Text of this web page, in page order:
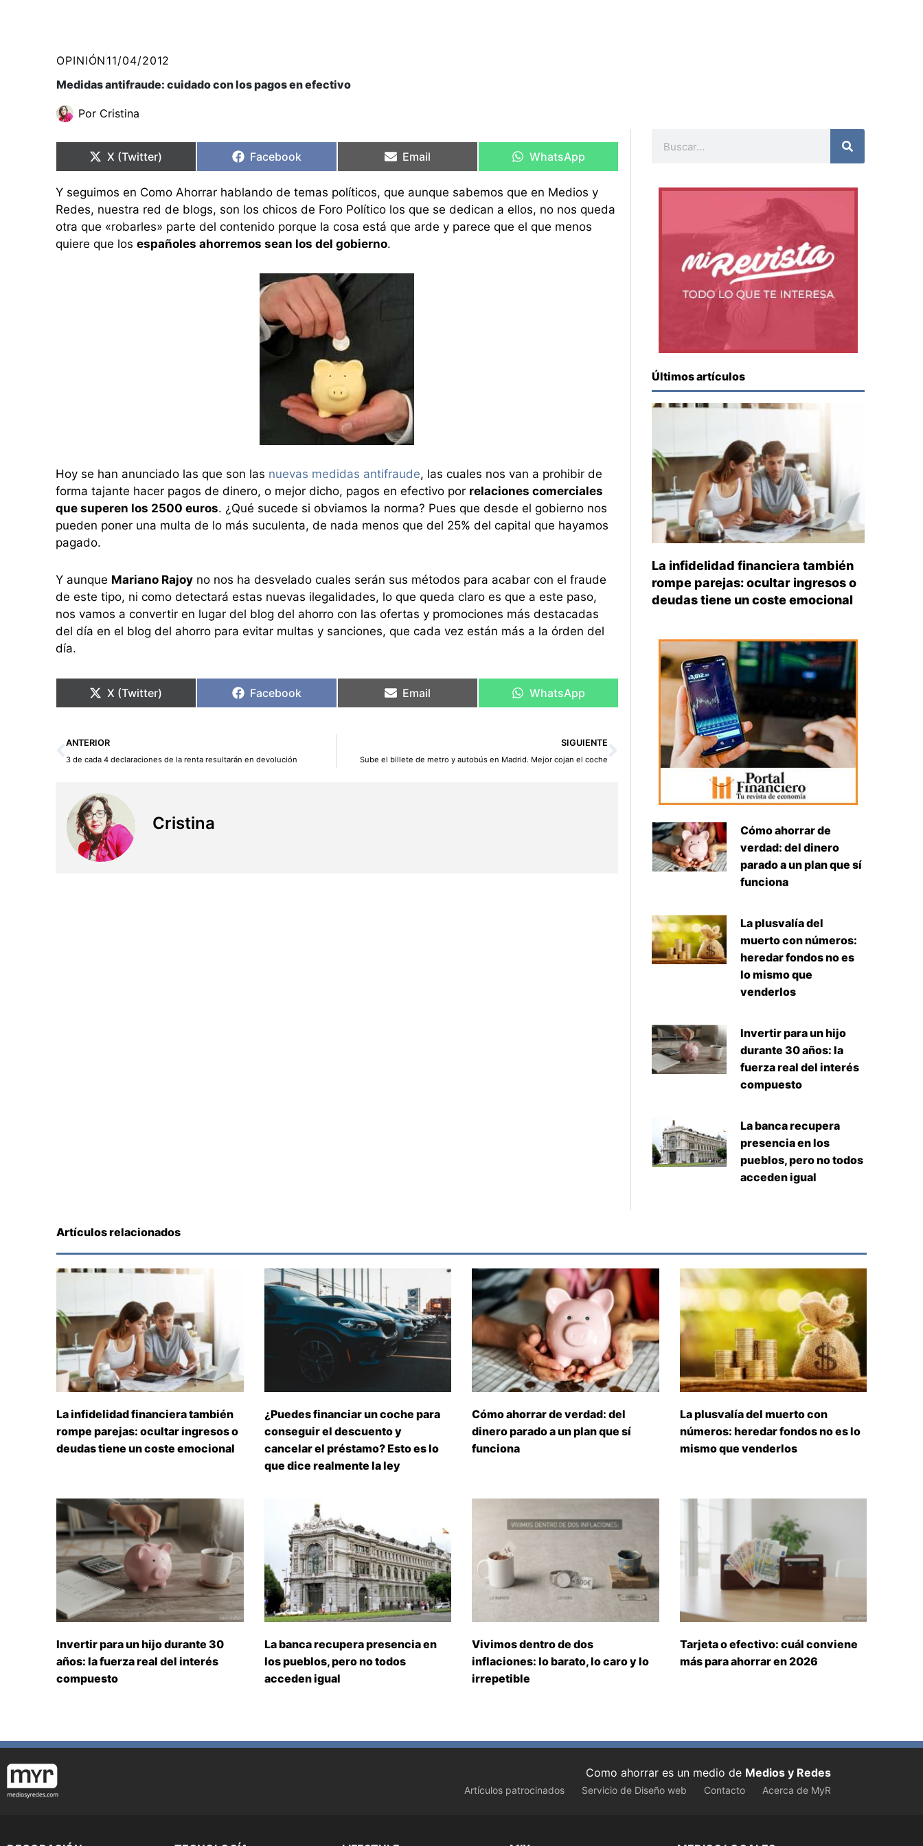
OPINIÓN 11/04/2012
Medidas antifraude: cuidado con los pagos en efectivo
Por Cristina
en
X (Twitter)
en
Facebook
en
Email
en
WhatsApp
Y seguimos en Como Ahorrar hablando de temas políticos, que aunque sabemos que en Medios y
Redes, nuestra red de blogs, son los chicos de Foro Político los que se dedican a ellos, no nos queda
otra que «robarles» parte del contenido porque la cosa está que arde y parece que el que menos
quiere que los españoles ahorremos sean los del gobierno.
Hoy se han anunciado las que son las nuevas medidas antifraude, las cuales nos van a prohibir de
forma tajante hacer pagos de dinero, o mejor dicho, pagos en efectivo por relaciones comerciales
que superen los 2500 euros. ¿Qué sucede si obviamos la norma? Pues que desde el gobierno nos
pueden poner una multa de lo más suculenta, de nada menos que del 25% del capital que hayamos
pagado.
Y aunque Mariano Rajoyno nos ha desvelado cuales serán sus métodos para acabar con el fraude
de este tipo, ni como detectará estas nuevas ilegalidades, lo que queda claro es que a este paso,
nos vamos a convertir en lugar del blog del ahorro con las ofertas y promociones más destacadas
del día en el blog del ahorro para evitar multas y sanciones, que cada vez están más a la órden del
día.
en
X (Twitter)
en
Facebook
en
Email
en
WhatsApp
Ant
ANTERIOR
3 de cada 4 declaraciones de la renta resultarán en devolución
SIGUIENTE
Sube el billete de metro y autobús en Madrid. Mejor cojan el coche
Siguiente
Cristina
Últimos artículos
La infidelidad financiera también
rompe parejas: ocultar ingresos o
deudas tiene un coste emocional
Cómo ahorrar de
verdad: del dinero
parado a un plan que sí
funciona
La plusvalía del
muerto con números:
heredar fondos no es
lo mismo que
venderlos
Invertir para un hijo
durante 30 años: la
fuerza real del interés
compuesto
La banca recupera
presencia en los
pueblos, pero no todos
acceden igual
Artículos relacionados
La infidelidad financiera también
rompe parejas: ocultar ingresos o
deudas tiene un coste emocional
¿Puedes financiar un coche para
conseguir el descuento y
cancelar el préstamo? Esto es lo
que dice realmente la ley
Cómo ahorrar de verdad: del
dinero parado a un plan que sí
funciona
La plusvalía del muerto con
números: heredar fondos no es lo
mismo que venderlos
Invertir para un hijo durante 30
años: la fuerza real del interés
compuesto
La banca recupera presencia en
los pueblos, pero no todos
acceden igual
Vivimos dentro de dos
inflaciones: lo barato, lo caro y lo
irrepetible
Tarjeta o efectivo: cuál conviene
más para ahorrar en 2026
Como ahorrar es un medio de Medios y Redes
Artículos patrocinados Servicio de Diseño web Contacto Acerca de MyR